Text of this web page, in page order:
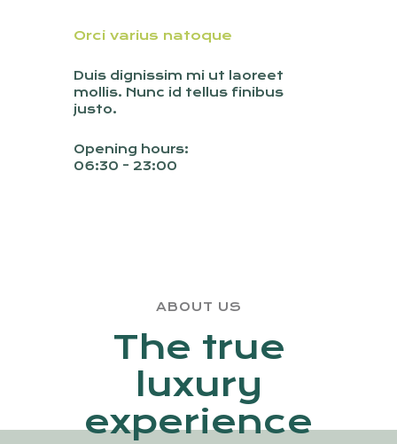
Orci varius natoque
Duis dignissim mi ut laoreet
mollis. Nunc id tellus finibus
justo.
Opening hours:
06:30 - 23:00
ABOUT US
The true
luxury
experience